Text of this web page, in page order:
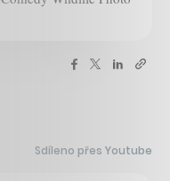
Sdíleno přes Youtube